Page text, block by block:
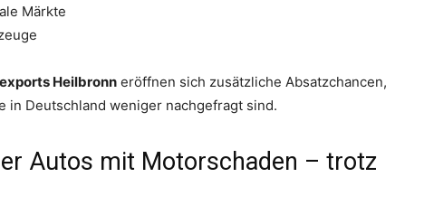
Märkte
Heilbronn eröffnen sich zusätzliche Absatzchancen,
in Deutschland weniger nachgefragt sind.
Autos mit Motorschaden – trotz